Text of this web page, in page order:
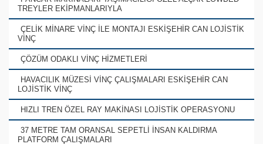
TREYLER EKİPMANLARIYLA
ÇELİK MİNARE VİNÇ İLE MONTAJI ESKİŞEHİR CAN LOJİSTİK
VİNÇ
ÇÖZÜM ODAKLI VİNÇ HİZMETLERİ
HAVACILIK MÜZESİ VİNÇ ÇALIŞMALARI ESKİŞEHİR CAN
LOJİSTİK VİNÇ
HIZLI TREN ÖZEL RAY MAKİNASI LOJİSTİK OPERASYONU
37 METRE TAM ORANSAL SEPETLİ İNSAN KALDIRMA
PLATFORM ÇALIŞMALARI